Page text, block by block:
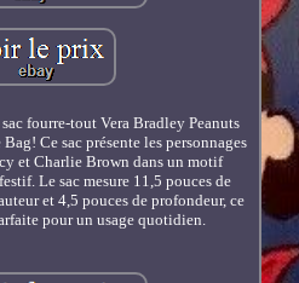
fourre-tout Vera Bradley Peanuts
Ce sac présente les personnages
et Charlie Brown dans un motif
Le sac mesure 11,5 pouces de
et 4,5 pouces de profondeur, ce
pour un usage quotidien.